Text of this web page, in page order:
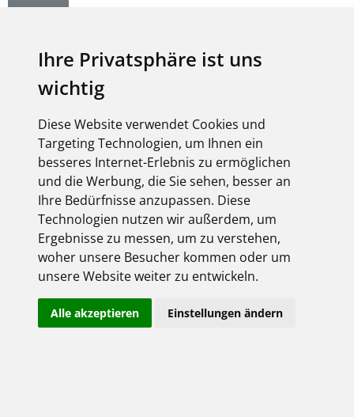
Ihre Privatsphäre ist uns
wichtig
Diese Website verwendet Cookies und
Targeting Technologien, um Ihnen ein
besseres Internet-Erlebnis zu ermöglichen
und die Werbung, die Sie sehen, besser an
Ihre Bedürfnisse anzupassen. Diese
Technologien nutzen wir außerdem, um
Ergebnisse zu messen, um zu verstehen,
woher unsere Besucher kommen oder um
unsere Website weiter zu entwickeln.
Alle akzeptieren Einstellungen ändern
elektroforum 2.2025
Das Forum für Industrie,
Dienstleister & Institutionen
Inklusive aller FEGIME
Großhändler auf einen Blick!
Über uns
Impressum